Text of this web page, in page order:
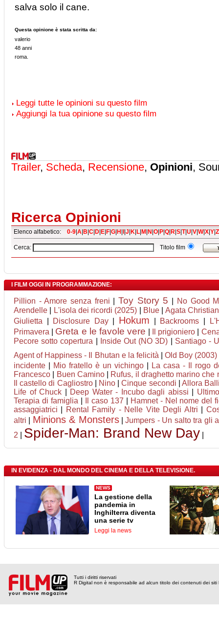
salva solo il cane.
Questa opinione è stata scritta da:
valerio
48 anni
roma.
Leggi tutte le opinioni su questo film
Aggiungi la tua opinione su questo film
Trailer, Scheda, Recensione, Opinioni,
Ricerca Opinioni
Elenco alfabetico: 0-9 A B C D E F G H J K L M N O P Q R S T|U V W|X Y Z
Cerca: Titolo film
I FILM OGGI IN PROGRAMMAZIONE:
Pillion - Amore senza freni |Toy Story 5
No Good
Arendelle
L'isola dei ricordi (2025) Blue
Agata
Giulietta
Disclosure Day| Hokum Backrooms
Primavera
Greta e le favole vere Il prigioniero
Pecore sotto copertura
Inside Out (NO 3D)
Santiago -
Agent of Happiness - Il Bhutan e la felicità |Old Boy (2003)
incidente
Mio fratello è un vichingo
La casa - Il rogo
Francesco
Buen Camino| Rufus, il draghetto marino che
Il castello di Cagliostro| Nino|Cinque secondi
Allora
Life of Chuck
Deep Water - Incubo dagli abissi
Terapia di famiglia
Il caso 137
Hamnet - Nel nome del
assaggiatrici
Rental Family - Nelle Vite Degli Altri
altri
Minions & Monsters|Jumpers - Un salto tra gli
2
Spider-Man: Brand New Day
IN EVIDENZA - DAL MONDO DEL CINEMA E DELLA TELEVISIONE.
NEWS
La gestione della
pandemia in
Inghilterra diventa
una serie tv
Leggi la news
Tutti i diritti riservati
R Digital non è responsabile ad alcun titolo dei contenuti dei siti